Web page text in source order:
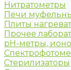
Нитратометры
Печи
Плиты
Прочее
рН-метры,
Стерилизаторы